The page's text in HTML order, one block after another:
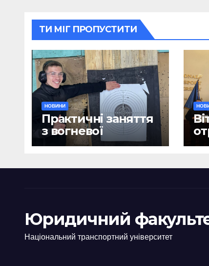
ТИ МІГ ПРОПУСТИТИ
НОВИНИ
Практичні заняття
з вогневої
підготовки
Юридичний
Національний транспортний університет